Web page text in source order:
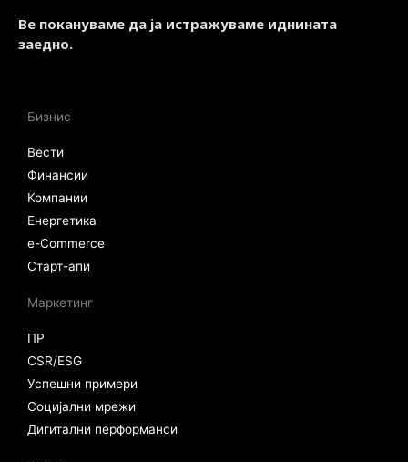
Ве покануваме да ја истражуваме иднината
заедно.
Бизнис
Вести
Финансии
Компании
Енергетика
e-Commerce
Старт-апи
Маркетинг
ПР
CSR/ESG
Успешни примери
Социјални мрежи
Дигитални перформанси